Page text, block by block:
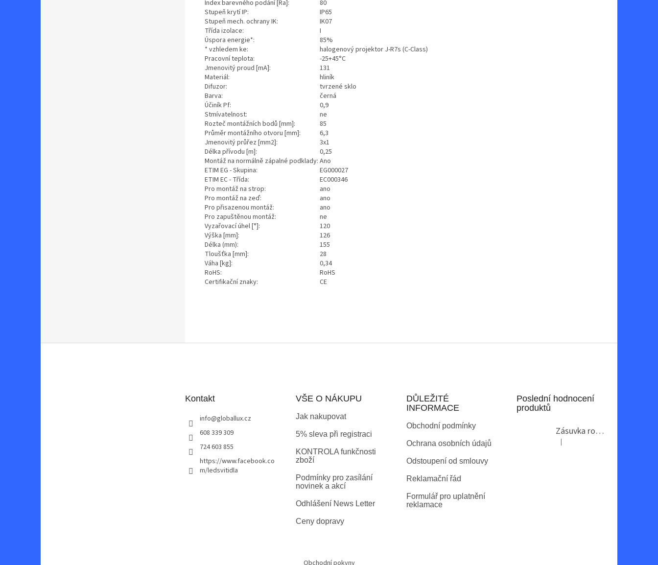
Index barevného podání [Ra]:
80
Stupeň krytí IP:
IP65
Stupeň mech. ochrany IK:
IK07
Třída izolace:
I
Úspora energie*:
85%
* vzhledem ke:
halogenový projektor J-R7s (C-Class)
Pracovní teplota:
-25+45°C
Jmenovitý proud [mA]:
131
Materiál:
hliník
Difuzor:
tvrzené sklo
Barva:
černá
Účiník Pf:
0,9
Stmívatelnost:
ne
Rozteč montážních bodů [mm]:
85
Průměr montážního otvoru [mm]:
6,3
Jmenovitý průřez [mm2]:
3x1
Délka přívodu [m]:
0,25
Montáž na normálně zápalné podklady: Ano
ETIM EG - Skupina:
EG000027
ETIM EC - Třída:
EC000346
Pro montáž na strop:
ano
Pro montáž na zeď:
ano
Pro přisazenou montáž:
ano
Pro zapuštěnou montáž:
ne
Vyzařovací úhel [°]:
120
Výška [mm]:
126
Délka (mm):
155
Tloušťka [mm]:
28
Váha [kg]:
0,34
RoHS:
RoHS
Certifikační znaky:
CE
Kontakt
info@globallux.cz
608 339 309
724 603 855
https://www.facebook.co
m/ledsvitidla
VŠE O NÁKUPU
Jak nakupovat
5% sleva při registraci
KONTROLA funkčnosti
zboží
Podmínky pro zasílání
novinek a akcí
Odhlášení News Letter
Ceny dopravy
DŮLEŽITÉ
INFORMACE
Obchodní podmínky
Ochrana osobních údajů
Odstoupení od smlouvy
Reklamační řád
Formulář pro uplatnění
reklamace
Poslední hodnocení
produktů
Zásuvka rohová GTV AE-PBKT3U2U-80
Hodnocení produktu je 2 z 5
|
Obchodní pokyny